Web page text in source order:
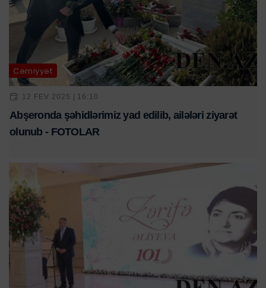
Cəmiyyət
12 FEV 2025 | 16:10
Abşeronda şəhidlərimiz yad edilib, ailələri ziyarət
olunub - FOTOLAR